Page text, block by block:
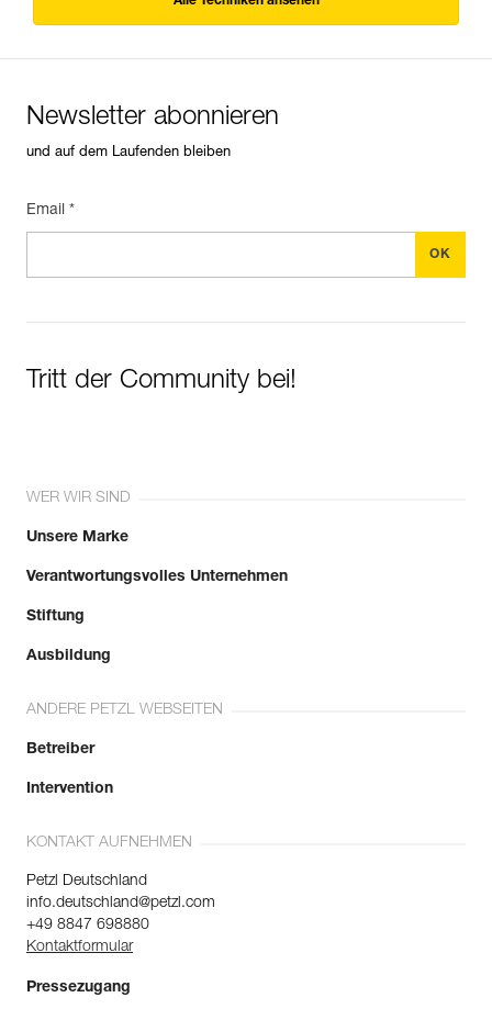
Newsletter abonnieren
und auf dem Laufenden bleiben
Email *
Tritt der Community bei!
WER WIR SIND
Unsere Marke
Verantwortungsvolles Unternehmen
Stiftung
Ausbildung
ANDERE PETZL WEBSEITEN
Betreiber
Intervention
KONTAKT AUFNEHMEN
Petzl Deutschland
info.deutschland@petzl.com
+49 8847 698880
Kontaktformular
Pressezugang